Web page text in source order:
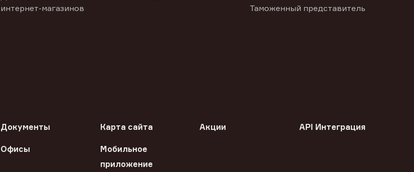
интернет-магазинов
Таможенный представитель
Документы Карта сайта Акции API Интеграция
Офисы
Мобильное
приложение